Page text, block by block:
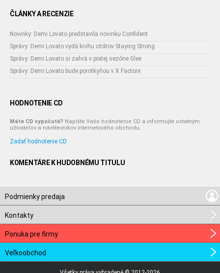
ČLÁNKY A RECENZIE
Novinky: Demi Lovato predstavila novinku Confident
Správy: Demi Lovato vydá knihu citátov Staying Strong
Správy: Demi Lovato si zahrá v piatej sezóne Glee
Správy: Demi Lovato bude porotkyňou v X Factore
HODNOTENIE CD
Máte CD vypočuté? Napíšte Vaše hodnotenie CD a informujte ostatným
užívateľov a návštevníkov internetového obchodu.
Zadať hodnotenie CD
KOMENTÁRE K HUDOBNÉMU TITULU
Podmienky predaja
Kontakty
Ponuka pre firmy
Veľkoobchod